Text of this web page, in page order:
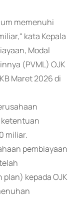
memenuhi
kata Kepala
Modal
(PVML) OJK
Maret 2026 di
ketentuan
miliar.
pembiayaan
kepada OJK